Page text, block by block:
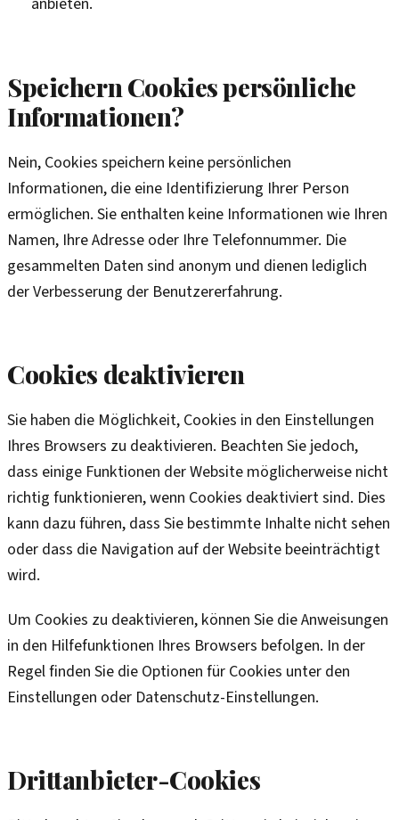
Speichern Cookies persönliche
Informationen?
Nein, Cookies speichern keine persönlichen
Informationen, die eine Identifizierung Ihrer Person
ermöglichen. Sie enthalten keine Informationen wie Ihren
Namen, Ihre Adresse oder Ihre Telefonnummer. Die
gesammelten Daten sind anonym und dienen lediglich
der Verbesserung der Benutzererfahrung.
Cookies deaktivieren
Sie haben die Möglichkeit, Cookies in den Einstellungen
Ihres Browsers zu deaktivieren. Beachten Sie jedoch,
dass einige Funktionen der Website möglicherweise nicht
richtig funktionieren, wenn Cookies deaktiviert sind. Dies
kann dazu führen, dass Sie bestimmte Inhalte nicht sehen
oder dass die Navigation auf der Website beeinträchtigt
wird.
Um Cookies zu deaktivieren, können Sie die Anweisungen
in den Hilfefunktionen Ihres Browsers befolgen. In der
Regel finden Sie die Optionen für Cookies unter den
Einstellungen oder Datenschutz-Einstellungen.
Drittanbieter-Cookies